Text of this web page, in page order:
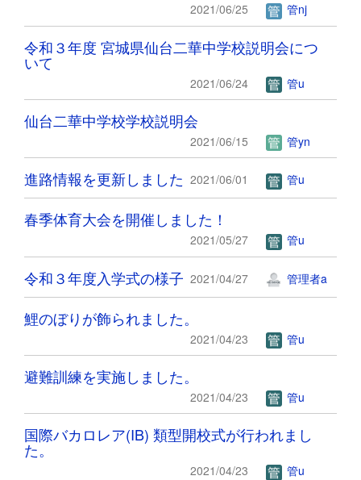
2021/06/25 管nj
令和３年度 宮城県仙台二華中学校説明会につ
いて
2021/06/24 管u
仙台二華中学校学校説明会
2021/06/15 管yn
進路情報を更新しました 2021/06/01 管u
春季体育大会を開催しました！
2021/05/27 管u
令和３年度入学式の様子 2021/04/27 管理者a
鯉のぼりが飾られました。
2021/04/23 管u
避難訓練を実施しました。
2021/04/23 管u
国際バカロレア(IB) 類型開校式が行われまし
た。
2021/04/23 管u